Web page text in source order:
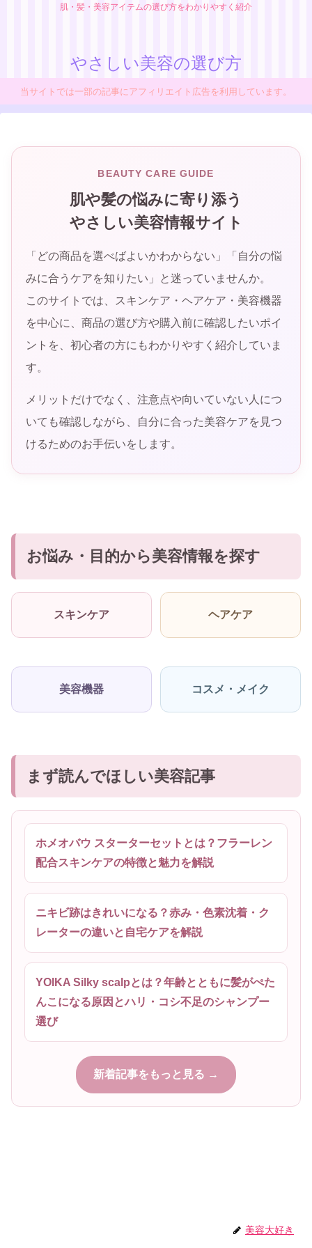
肌・髪・美容アイテムの選び方をわかりやすく紹介
やさしい美容の選び方
当サイトでは一部の記事にアフィリエイト広告を利用しています。
BEAUTY CARE GUIDE
肌や髪の悩みに寄り添う
やさしい美容情報サイト
「どの商品を選べばよいかわからない」「自分の悩
みに合うケアを知りたい」と迷っていませんか。
このサイトでは、スキンケア・ヘアケア・美容機器
を中心に、商品の選び方や購入前に確認したいポイ
ントを、初心者の方にもわかりやすく紹介していま
す。
メリットだけでなく、注意点や向いていない人につ
いても確認しながら、自分に合った美容ケアを見つ
けるためのお手伝いをします。
お悩み・目的から美容情報を探す
スキンケア ヘアケア
美容機器 コスメ・メイク
まず読んでほしい美容記事
ホメオバウ スターターセットとは？フラーレン
配合スキンケアの特徴と魅力を解説
ニキビ跡はきれいになる？赤み・色素沈着・ク
レーターの違いと自宅ケアを解説
YOIKA Silky scalpとは？年齢とともに髪がぺた
んこになる原因とハリ・コシ不足のシャンプー
選び
新着記事をもっと見る →
美容大好き